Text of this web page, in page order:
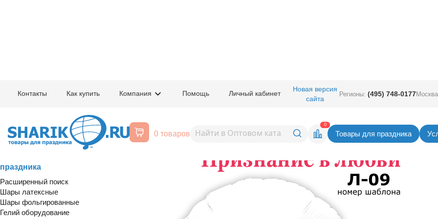
Контакты Как купить Компания Помощь Личный кабинет
Новая версия
сайта
Регионы: (495) 748-0177
0 товаров
0
Товары для праздника
Рекламная печать на шарах - изготовление рекламной
логотипом. Печать на фольгированных шарах.
праздника
Расширенный поиск
Шары латексные
Шары фольгированные
Гелий оборудование
Вашему вниманию предлагаем новую услугу по печати на шарах.